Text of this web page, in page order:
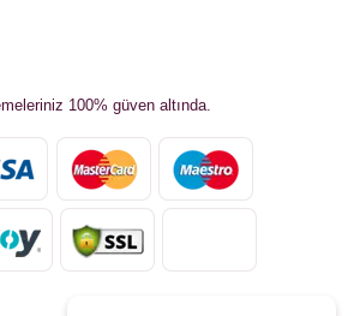
100% güven altında.